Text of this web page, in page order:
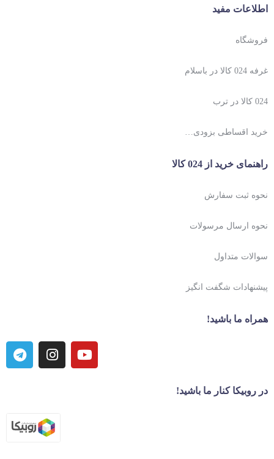
اطلاعات مفید
فروشگاه
غرفه 024 کالا در باسلام
024 کالا در ترب
خرید اقساطی بزودی…
راهنمای خرید از 024 کالا
نحوه ثبت سفارش
نحوه ارسال مرسولات
سوالات متداول
پیشنهادات شگفت انگیز
همراه ما باشید!
در روبیکا کنار ما باشید!